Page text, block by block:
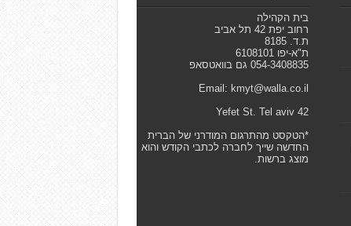
בית הקהילה
רחוב יפת 42 תל אביב
ת.ד. 8185
ת"א-יפו 6108101
054-3408835 גם בוואטסאפ
Email: kmyt@walla.co.il
42 Yefet St. Tel aviv
*הטקסט מהתרגום המודרני של הברית
החדשה שייך לחברה לכתבי הקודש והוא
מוצג ברשות.